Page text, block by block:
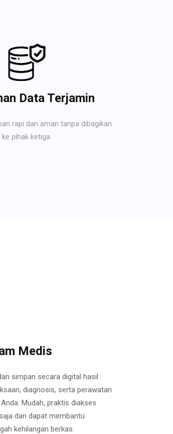
Data Terjamin
rapi dan aman tanpa dibagikan
ke pihak ketiga.
Medis
simpan secara digital hasil
diagnosis, serta perawatan
Mudah, praktis diakses
dan dapat membantu
kehilangan berkas.